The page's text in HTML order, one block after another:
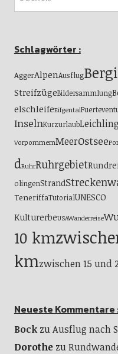
Schlagwörter :
AggerAlpenAusflug
StreifzügeBildersammlung
elschleifeEifgental
InselnKurzurlaub
VorpommernMeerOstsee
dRuhrRuhrgebiet
olingenStrand
TeneriffaTutorialUNESCO
KulturerbeUSAWanderreise
10 km
kmzwischen 15 und
Neueste Kommentare
BockzuAusflug nach
Dorothezu